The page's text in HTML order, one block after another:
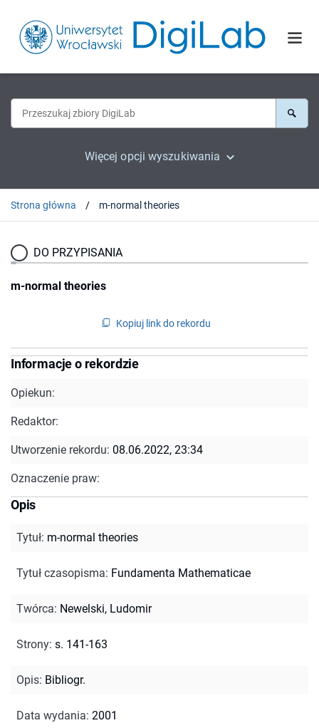
Więcej opcji wyszukiwania
Strona główna m-normal theories
DO PRZYPISANIA
m-normal theories
Kopiuj link do rekordu
Informacje o rekordzie
Opiekun:
Redaktor:
Utworzenie rekordu: 08.06.2022, 23:34
Oznaczenie praw:
Opis
Tytuł: m-normal theories
Tytuł czasopisma: Fundamenta Mathematicae
Twórca: Newelski, Ludomir
Strony: s. 141-163
Opis: Bibliogr.
Data wydania: 2001